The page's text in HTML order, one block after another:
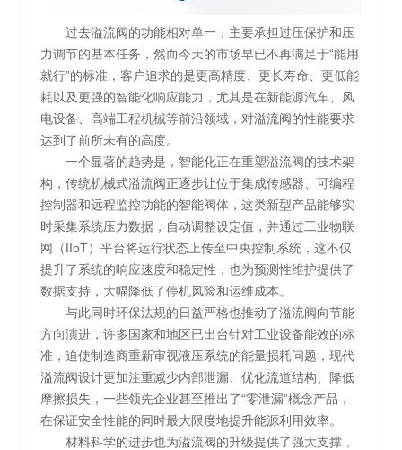
过去溢流阀的功能相对单一，主要承担过压保护和压
力调节的基本任务，然而今天的市场早已不再满足于“能用
就行”的标准，客户追求的是更高精度、更长寿命、更低能
耗以及更强的智能化响应能力，尤其是在新能源汽车、风
电设备、高端工程机械等前沿领域，对溢流阀的性能要求
达到了前所未有的高度。
一个显著的趋势是，智能化正在重塑溢流阀的技术架
构，传统机械式溢流阀正逐步让位于集成传感器、可编程
控制器和远程监控功能的智能阀体，这类新型产品能够实
时采集系统压力数据，自动调整设定值，并通过工业物联
网（IIoT）平台将运行状态上传至中央控制系统，这不仅
提升了系统的响应速度和稳定性，也为预测性维护提供了
数据支持，大幅降低了停机风险和运维成本。
与此同时环保法规的日益严格也推动了溢流阀向节能
方向演进，许多国家和地区已出台针对工业设备能效的标
准，迫使制造商重新审视液压系统的能量损耗问题，现代
溢流阀设计更加注重减少内部泄漏、优化流道结构、降低
摩擦损失，一些领先企业甚至推出了“零泄漏”概念产品，
在保证安全性能的同时最大限度地提升能源利用效率。
材料科学的进步也为溢流阀的升级提供了强大支撑，